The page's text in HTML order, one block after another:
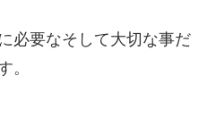
必要なそして大切な事だ
。